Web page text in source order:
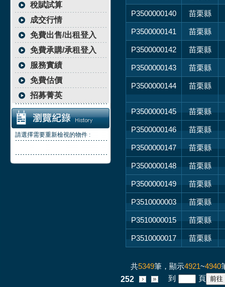
稅賦試算
成交行情
免費出售/出租登入
免費承購/承租登入
服務實績
免費估價
招募菁英
請選擇需要重新檢視的物件 :
P3500000140 苗栗縣
P3500000141 苗栗縣
P3500000142 苗栗縣
P3500000143 苗栗縣
P3500000144 苗栗縣
P3500000145 苗栗縣
P3500000146 苗栗縣
P3500000147 苗栗縣
P3500000148 苗栗縣
P3500000149 苗栗縣
P3510000003 苗栗縣
P3510000015 苗栗縣
P3510000017 苗栗縣
共5349筆，顯示4921~4940
252
到 頁